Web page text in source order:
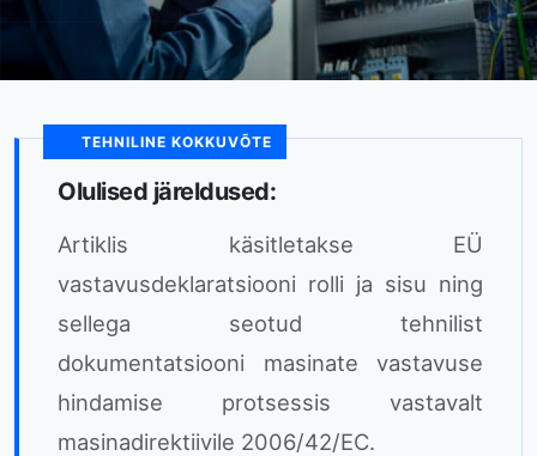
TEHNILINE KOKKUVÕTE
Olulised järeldused:
Artiklis käsitletakse EÜ
vastavusdeklaratsiooni rolli ja sisu ning
sellega seotud tehnilist
dokumentatsiooni masinate vastavuse
hindamise protsessis vastavalt
masinadirektiivile 2006/42/EC.